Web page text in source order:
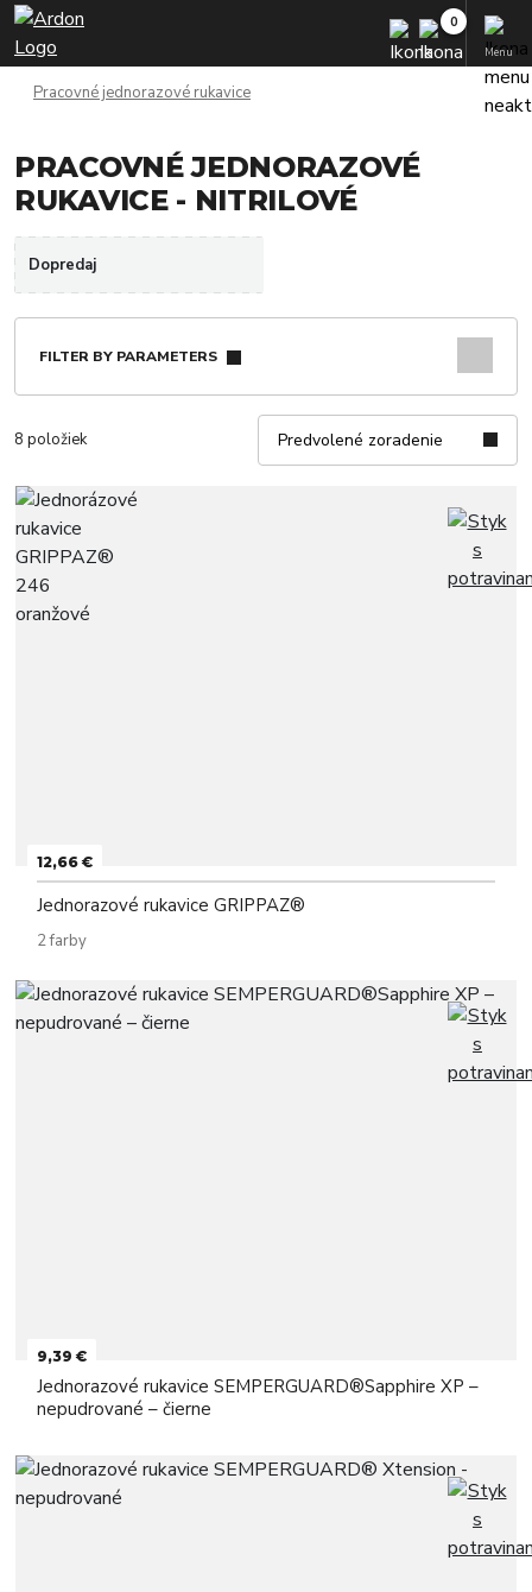
Menu
Pracovné jednorazové rukavice
PRACOVNÉ JEDNORAZOVÉ
RUKAVICE - NITRILOVÉ
Dopredaj
FILTER BY PARAMETERS
8 položiek Predvolené zoradenie
12,66 €
Jednorazové rukavice GRIPPAZ®
2 farby
9,39 €
Jednorazové rukavice SEMPERGUARD®Sapphire XP –
nepudrované – čierne